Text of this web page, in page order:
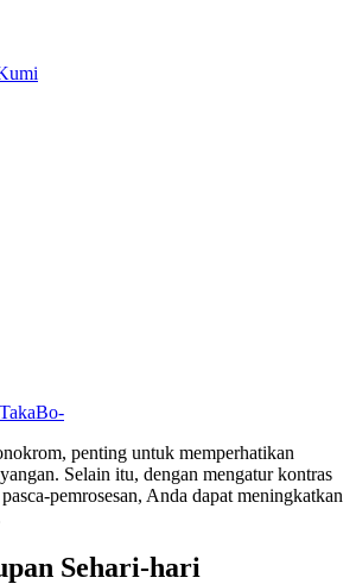
penting untuk memperhatikan
Selain itu, dengan mengatur kontras
pemrosesan, Anda dapat meningkatkan
Sehari-hari